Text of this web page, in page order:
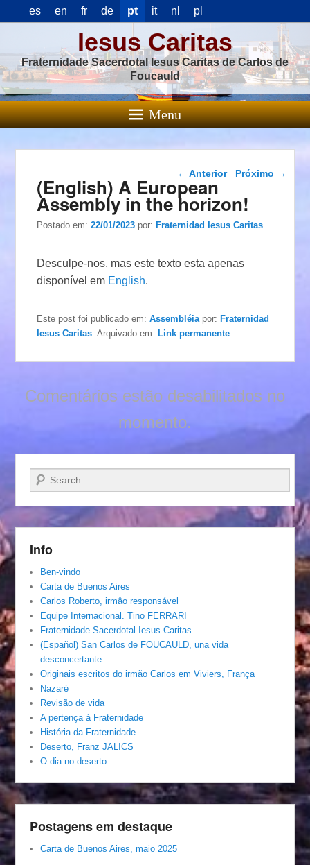
es en fr de pt it nl pl
Iesus Caritas
Fraternidade Sacerdotal Iesus Caritas de Carlos de
Foucauld
Menu
Navegação das
← Anterior Próximo →
(English) A European
Assembly in the horizon!
Postado em:22/01/2023 por:Fraternidad Iesus Caritas
Desculpe-nos, mas este texto esta apenas
disponível em English.
Este post foi publicado em:Assembléia por:Fraternidad
Iesus Caritas . Arquivado em:Link permanente
Comentários estão desabilitados no
momento.
Pesquisar…
Info
Ben-vindo
Carta de Buenos Aires
Carlos Roberto, irmâo responsável
Equipe Internacional. Tino FERRARI
Fraternidade Sacerdotal Iesus Caritas
(Español) San Carlos de FOUCAULD, una vida
desconcertante
Originais escritos do irmão Carlos em Viviers, França
Nazaré
Revisão de vida
A pertença á Fraternidade
História da Fraternidade
Deserto, Franz JALICS
O dia no deserto
Postagens em destaque
Carta de Buenos Aires, maio 2025